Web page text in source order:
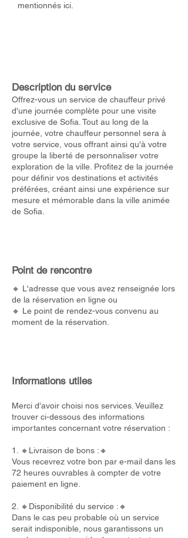
mentionnés ici.
Description du service
Offrez-vous un service de chauffeur privé
d'une journée complète pour une visite
exclusive de Sofia. Tout au long de la
journée, votre chauffeur personnel sera à
votre service, vous offrant ainsi qu'à votre
groupe la liberté de personnaliser votre
exploration de la ville. Profitez de la journée
pour définir vos destinations et activités
préférées, créant ainsi une expérience sur
mesure et mémorable dans la ville animée
de Sofia.
Point de rencontre
🔸 L'adresse que vous avez renseignée lors
de la réservation en ligne ou
🔸 Le point de rendez-vous convenu au
moment de la réservation.
Informations utiles
Merci d'avoir choisi nos services. Veuillez
trouver ci-dessous des informations
importantes concernant votre réservation :
1. 🔸Livraison de bons :🔸
Vous recevrez votre bon par e-mail dans les
72 heures ouvrables à compter de votre
paiement en ligne.
2. 🔸Disponibilité du service :🔸
Dans le cas peu probable où un service
serait indisponible, nous garantissons un